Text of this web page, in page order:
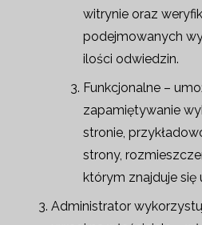
witrynie oraz
podejmowanych
ilości odwiedzin.
Funkcjonalne –
zapamiętywanie
stronie,
strony,
którym znajduje się
Administrator